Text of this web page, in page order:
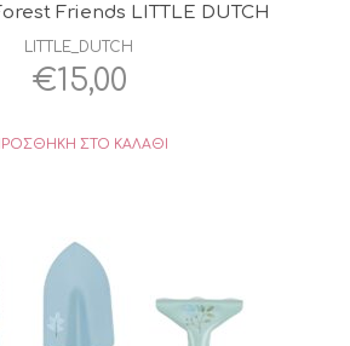
Friends LITTLE DUTCH
LITTLE_DUTCH
€15,00
ΣΤΟ ΚΑΛΆΘΙ